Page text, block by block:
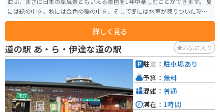
には緑の中を、秋には金色の稲の中を、そして冬には水車が凍りついた珍し
い光景を見ることができます。
詳しく見る
道の駅 あ・ら・伊達な道の駅 お気に入り
駐車： 駐車場あり
予算： 無料
混雑： 普通
滞在： 1時間